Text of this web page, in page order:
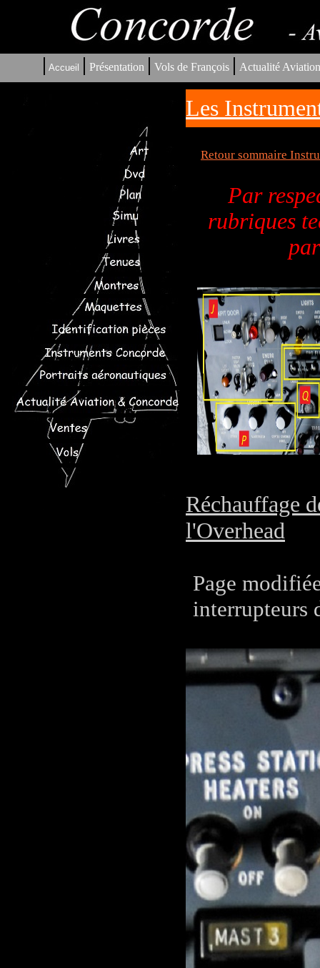
| Accueil | Présentation | Vols de François | Actualité
Les
Retour sommaire
Par
rubriques
Réchauffage
l'Overhead
Page
interrupteurs